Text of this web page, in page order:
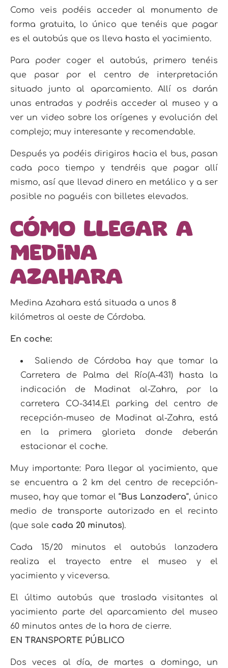
Como veis podéis acceder al monumento de
forma gratuita, lo único que tenéis que pagar
es el autobús que os lleva hasta el yacimiento.
Para poder coger el autobús, primero tenéis
que pasar por el centro de interpretación
situado junto al aparcamiento. Allí os darán
unas entradas y podréis acceder al museo y a
ver un video sobre los orígenes y evolución del
complejo; muy interesante y recomendable.
Después ya podéis dirigiros hacia el bus, pasan
cada poco tiempo y tendréis que pagar allí
mismo, así que llevad dinero en metálico y a ser
posible no paguéis con billetes elevados.
Cómo llegar a
Medina
Azahara
Medina Azahara está situada a unos 8
kilómetros al oeste de Córdoba.
En coche:
Saliendo de Córdoba hay que tomar la
Carretera de Palma del Río(A-431) hasta la
indicación de Madinat al-Zahra, por la
carretera CO-3414.El parking del centro de
recepción-museo de
Madinat al-Zahra, está
en la primera glorieta donde deberán
estacionar el coche.
Muy importante: Para llegar al yacimiento, que
se encuentra a 2 km del centro de recepción-
museo, hay que tomar el “Bus Lanzadera“, único
medio de transporte autorizado en el recinto
(que sale cada 20 minutos).
Cada 15/20 minutos el autobús lanzadera
realiza el trayecto entre el museo y el
yacimiento y viceversa.
El último autobús que traslada visitantes al
yacimiento parte del aparcamiento del museo
60 minutos antes de la hora de cierre.
EN TRANSPORTE PÚBLICO
Dos veces al día, de martes a domingo, un